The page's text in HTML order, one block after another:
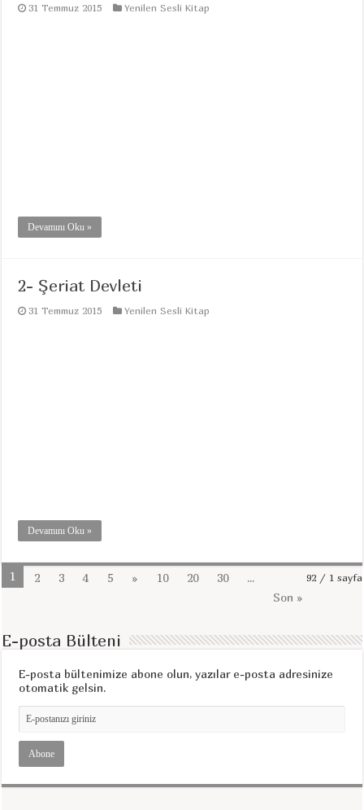
31 Temmuz 2015 Yenilen Sesli Kitap
Devamını Oku »
2- Şeriat Devleti
31 Temmuz 2015 Yenilen Sesli Kitap
Devamını Oku »
92 / 1 sayfa
1 2 3 4 5 » 10 20 30
...
Son »
E-posta Bülteni
E-posta bültenimize abone olun, yazılar e-posta adresinize
otomatik gelsin.